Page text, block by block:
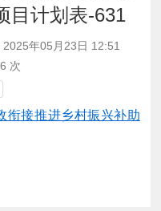
目计划表-631
2025年05月23日 12:51
次
衔接推进乡村振兴补助